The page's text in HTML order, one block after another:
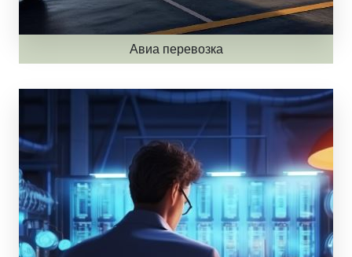
Авиа перевозка